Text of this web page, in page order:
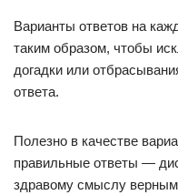
Варианты ответов на
таким образом, чтобы
догадки или
ответа.
Полезно в качестве
правильные ответы —
здравому смыслу